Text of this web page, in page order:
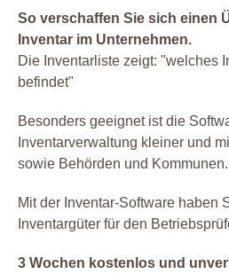
So verschaffen Sie sich einen
Inventar im Unternehmen.
Die Inventarliste zeigt: "welches
befindet"
Besonders geeignet ist die
Inventarverwaltung kleiner und
sowie Behörden und Kommunen.
Mit der Inventar-Software haben
Inventargüter für den
3 Wochen kostenlos und